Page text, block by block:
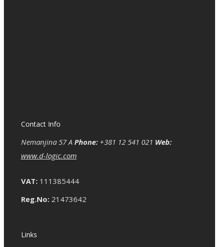
Contact Info
Nemanjina 57 A Phone:+381 12 541 021 Web:
www.d-logic.com
VAT:111385444
Reg.No:21473642
Links